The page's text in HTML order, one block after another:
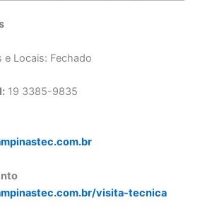
e Locais: Fechado
19 3385-9835
visita-tecnica